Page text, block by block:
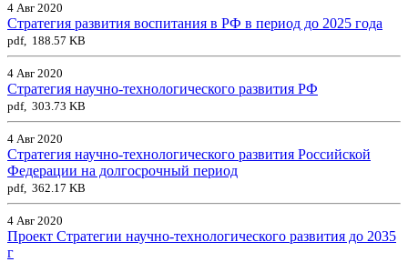
4 Авг 2020
Стратегия развития воспитания в РФ в период до 2025 года
pdf, 188.57 KB
4 Авг 2020
Стратегия научно-технологического развития РФ
pdf, 303.73 KB
4 Авг 2020
Стратегия научно-технологического развития Российской
Федерации на долгосрочный период
pdf, 362.17 KB
4 Авг 2020
Проект Стратегии научно-технологического развития до 2035
г